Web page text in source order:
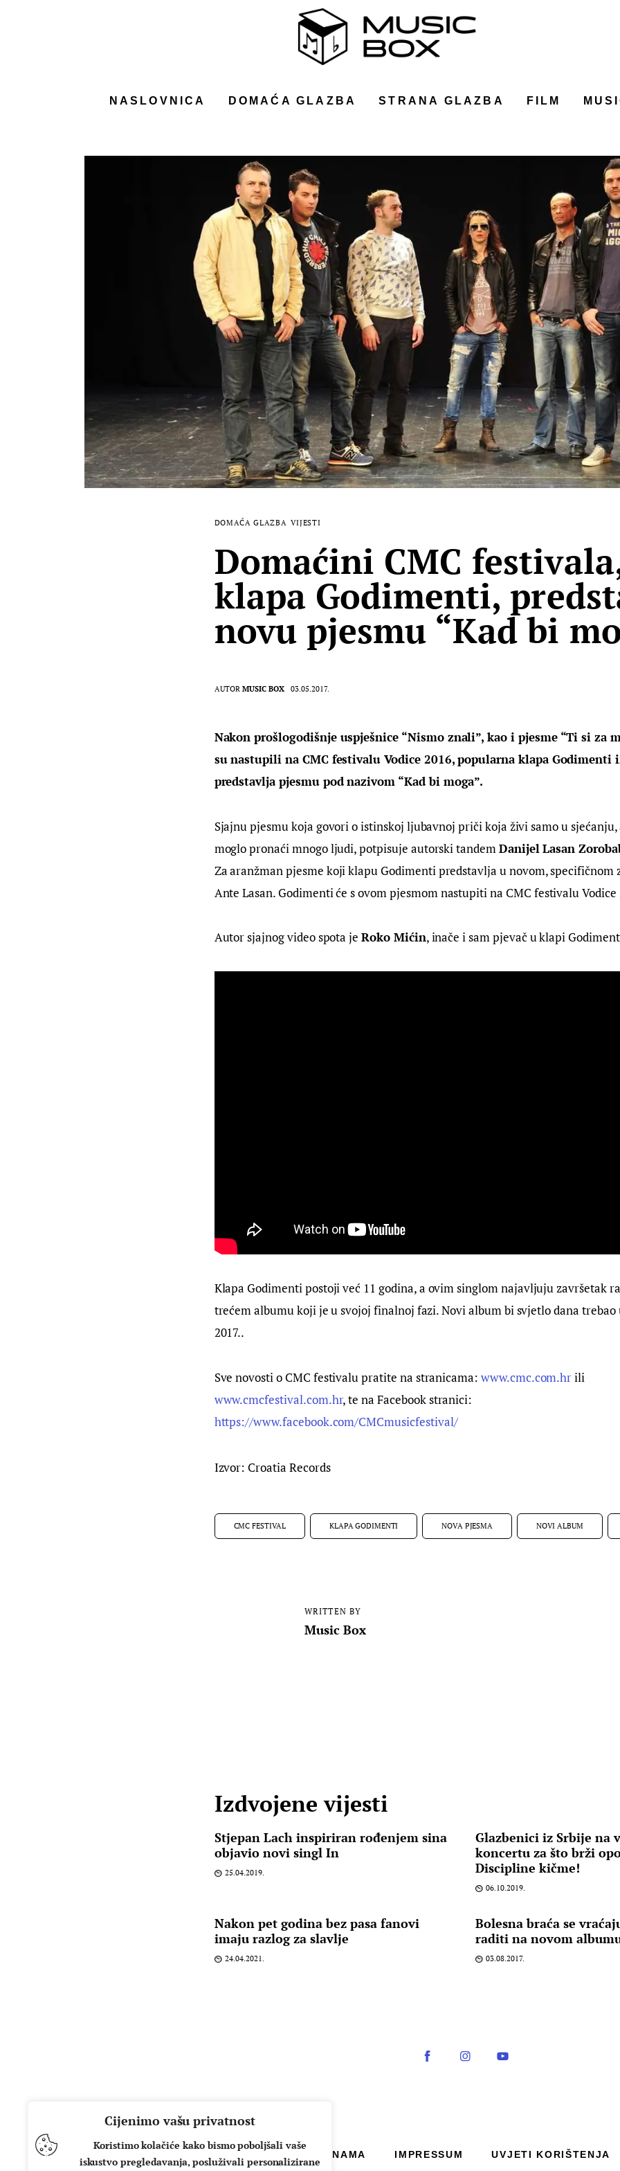
Cijenimo vašu privatnost
Koristimo kolačiće kako bismo poboljšali vaše
iskustvo pregledavanja, posluživali personalizirane
NASLOVNICA DOMAĆA GLAZBA STRANA GLAZBA FILM
DOMAĆA GLAZBA VIJESTI
Domaćini CMC
klapa Godimenti,
novu pjesmu “Kad bi
AUTOR MUSIC BOX 03.05.2017.
Nakon prošlogodišnje uspješnice “Nismo znali”, kao i pjesme “Ti si za
su nastupili na CMC festivalu Vodice 2016, popularna klapa Godimenti
predstavlja pjesmu pod nazivom “Kad bi moga”.
Sjajnu pjesmu koja govori o istinskoj ljubavnoj priči koja živi samo u
moglo pronaći mnogo ljudi, potpisuje autorski tandem Danijel Lasan
Za aranžman pjesme koji klapu Godimenti predstavlja u novom,
Ante Lasan. Godimenti će s ovom pjesmom nastupiti na CMC festivalu Vodice
Autor sjajnog video spota je Roko Mićin, inače i sam pjevač u klapi
Klapa Godimenti postoji već 11 godina, a ovim singlom najavljuju završetak
trećem albumu koji je u svojoj finalnoj fazi. Novi album bi svjetlo dana
2017..
Sve novosti o CMC festivalu pratite na stranicama: www.cmc.com.hr ili
www.cmcfestival.com.hr, te na Facebook stranici:
https://www.facebook.com/CMCmusicfestival/
Izvor: Croatia Records
CMC FESTIVAL KLAPA GODIMENTI NOVA PJESMA NOVI ALBUM
WRITTEN BY
Music Box
Izdvojene vijesti
Stjepan Lach inspiriran rođenjem sina
objavio novi singl In
25.04.2019.
Glazbenici iz Srbije na
koncertu za što brži
Discipline kičme!
06.10.2019.
Nakon pet godina bez pasa fanovi
imaju razlog za slavlje
24.04.2021.
Bolesna braća se
raditi na novom
03.08.2017.
O NAMA IMPRESSUM UVJETI KORIŠTENJA